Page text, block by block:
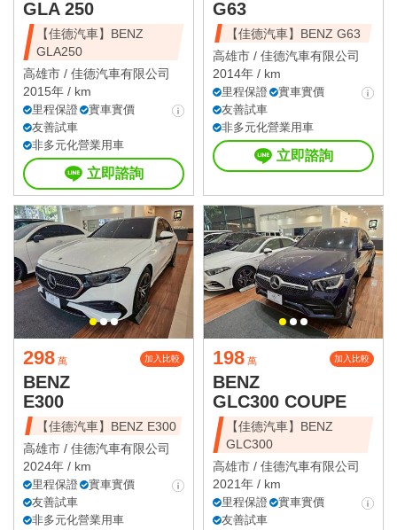
GLA 250
【佳德汽車】BENZ
GLA250
高雄市 / 佳德汽車有限公司
2015年 / km
里程保證
實車實價
友善試車
非多元化營業用車
立即諮詢
G63
【佳德汽車】BENZ G63
高雄市 / 佳德汽車有限公司
2014年 / km
里程保證
實車實價
友善試車
非多元化營業用車
立即諮詢
298 萬 加入比較
BENZ
E300
【佳德汽車】BENZ E300
高雄市 / 佳德汽車有限公司
2024年 / km
里程保證
實車實價
友善試車
非多元化營業用車
198 萬 加入比較
BENZ
GLC300 COUPE
【佳德汽車】BENZ
GLC300
高雄市 / 佳德汽車有限公司
2021年 / km
里程保證
實車實價
友善試車